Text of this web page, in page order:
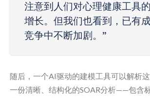
注意到人们对心理健康工具
增长。但我们也看到，已有
竞争中不断加剧。”
随后，一个AI驱动的建模工具可以解析
一份清晰、结构化的SOAR分析——包含